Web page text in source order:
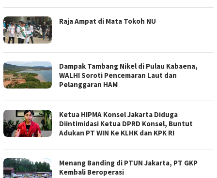
Raja Ampat di Mata Tokoh NU
Dampak Tambang Nikel di Pulau Kabaena,
WALHI Soroti Pencemaran Laut dan
Pelanggaran HAM
Ketua HIPMA Konsel Jakarta Diduga
Diintimidasi Ketua DPRD Konsel, Buntut
Adukan PT WIN Ke KLHK dan KPK RI
Menang Banding di PTUN Jakarta, PT GKP
Kembali Beroperasi